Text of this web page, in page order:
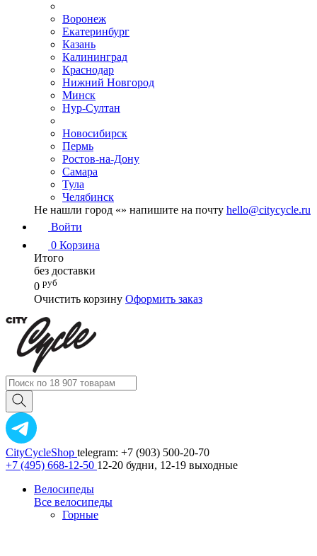
Воронеж
Екатеринбург
Казань
Калининград
Краснодар
Нижний Новгород
Минск
Нур-Султан
Новосибирск
Пермь
Ростов-на-Дону
Самара
Тула
Челябинск
Не нашли город «» напишите на почту hello@citycycle.ru
Войти
0 Корзина
Итого
без доставки
0 руб
Очистить корзину Оформить заказ
CityCycleShop telegram: +7 (903) 500-20-70
+7 (495) 668-12-50 12-20 будни, 12-19 выходные
Велосипеды
Все велосипеды
Горные